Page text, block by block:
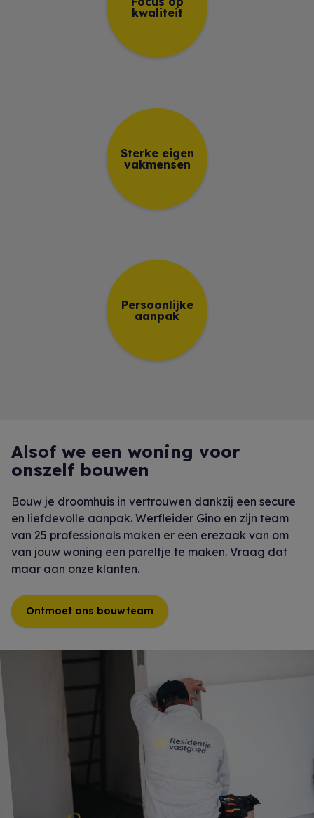
kwaliteit
Sterke eigen
vakmensen
Persoonlijke
aanpak
Alsof we een woning voor
onszelf bouwen
Bouw je droomhuis in vertrouwen dankzij een secure
en liefdevolle aanpak. Werfleider Gino en zijn team
van 25 professionals maken er een erezaak van om
van jouw woning een pareltje te maken. Vraag dat
maar aan onze klanten.
Ontmoet ons bouwteam